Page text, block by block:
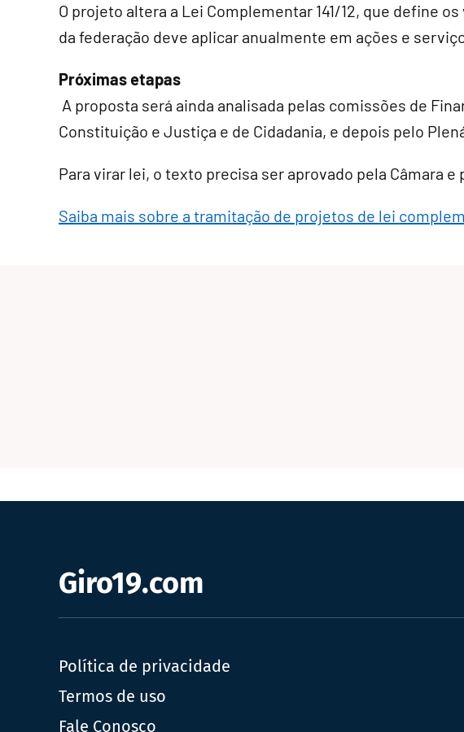
O projeto altera a Lei Complementar 141/12, que define
da federação deve aplicar anualmente em ações e
Próximas etapas
A proposta será ainda analisada pelas comissões de
Constituição e Justiça e de Cidadania, e depois pelo
Para virar lei, o texto precisa ser aprovado pela Câmara e
Saiba mais sobre a tramitação de projetos de lei
Giro19.com
Política de privacidade
Termos de uso
Fale Conosco